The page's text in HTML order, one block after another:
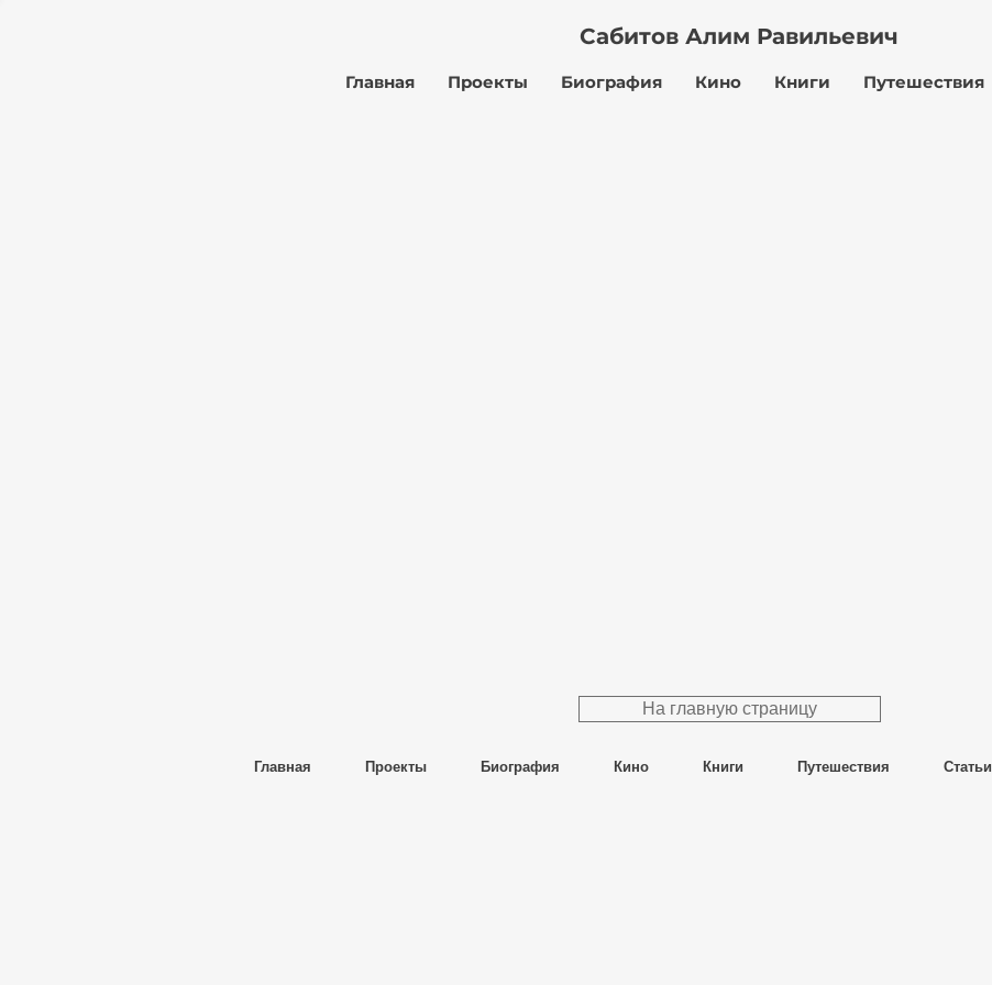
Сабитов Алим Равильевич
Главная Проекты Биография Кино Книги Путешествия
На главную страницу
Главная Проекты Биография Кино Книги Путешествия Статьи